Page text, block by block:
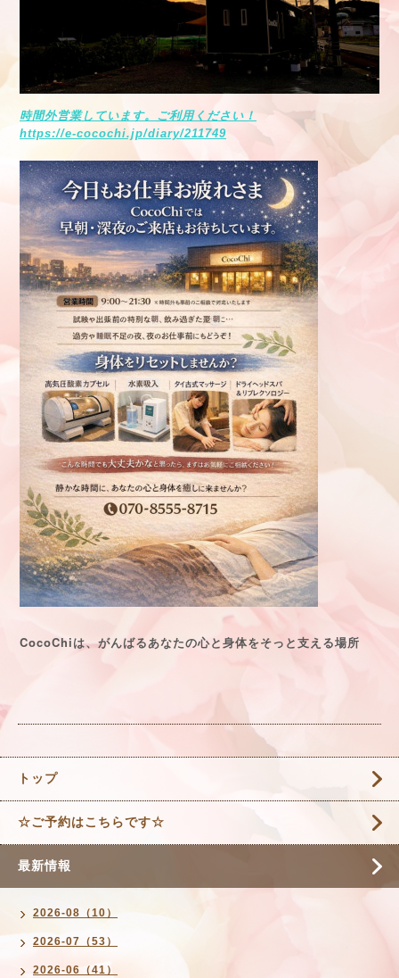
時間外営業しています。ご利用ください！
https://e-cocochi.jp/diary/211749
CocoChi は、がんばるあなたの心と身体をそっと支える場所
トップ
☆ご予約はこちらです☆
最新情報
2026-08（10）
2026-07（53）
2026-06（41）